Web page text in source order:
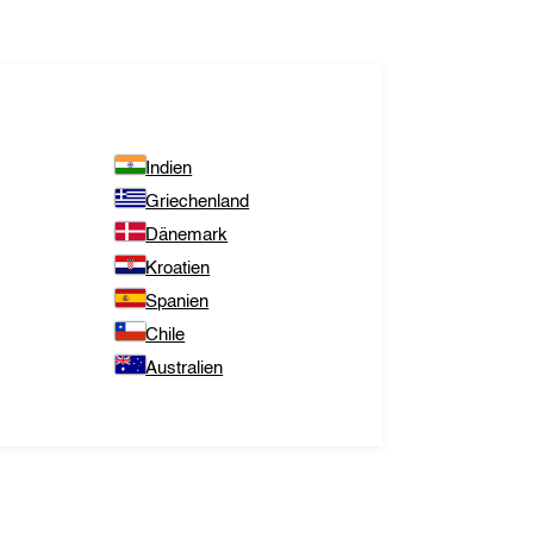
Indien
Griechenland
Dänemark
Kroatien
Spanien
Chile
Australien